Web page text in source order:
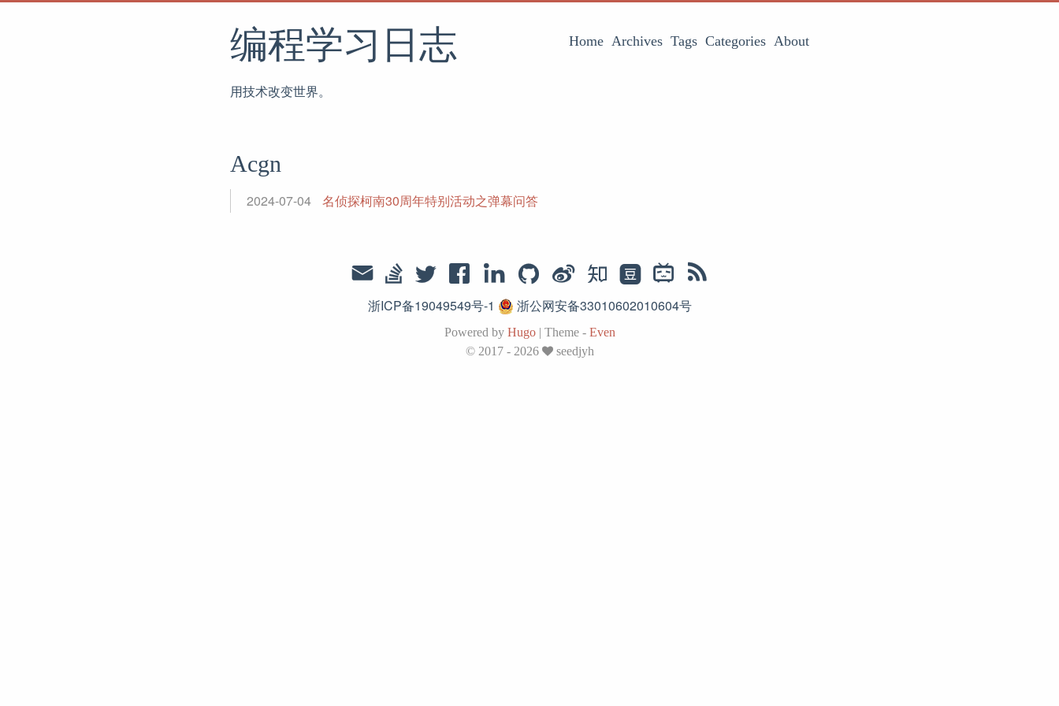
编程学习日志
用技术改变世界。
Home Archives Tags Categories About
Acgn
2024-07-04 名侦探柯南30周年特别活动之弹幕问答
浙ICP备19049549号-1 浙公网安备33010602010604号
Powered by Hugo | Theme - Even
© 2017 - 2026
seedjyh